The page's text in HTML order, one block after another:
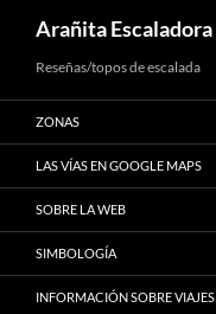
to
content
Arañita Escaladora
Reseñas/topos de escalada
ZONAS
LAS VÍAS EN GOOGLE MAPS
SOBRE LA WEB
SIMBOLOGÍA
INFORMACIÓN SOBRE VIAJES